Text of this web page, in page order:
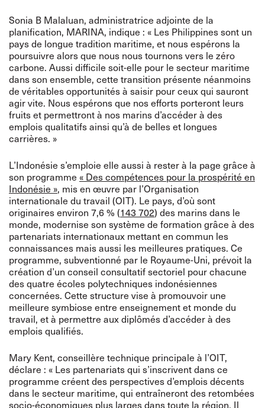
Sonia B Malaluan, administratrice adjointe de la
planification, MARINA, indique : « Les Philippines sont un
pays de longue tradition maritime, et nous espérons la
poursuivre alors que nous nous tournons vers le zéro
carbone. Aussi difficile soit-elle pour le secteur maritime
dans son ensemble, cette transition présente néanmoins
de véritables opportunités à saisir pour ceux qui sauront
agir vite. Nous espérons que nos efforts porteront leurs
fruits et permettront à nos marins d’accéder à des
emplois qualitatifs ainsi qu’à de belles et longues
carrières. »
L’Indonésie s’emploie elle aussi à rester à la page grâce à
son programme « Des compétences pour la prospérité en
Indonésie », mis en œuvre par l’Organisation
internationale du travail (OIT). Le pays, d’où sont
originaires environ 7,6 % (143 702) des marins dans le
monde, modernise son système de formation grâce à des
partenariats internationaux mettant en commun les
connaissances mais aussi les meilleures pratiques. Ce
programme, subventionné par le Royaume-Uni, prévoit la
création d’un conseil consultatif sectoriel pour chacune
des quatre écoles polytechniques indonésiennes
concernées. Cette structure vise à promouvoir une
meilleure symbiose entre enseignement et monde du
travail, et à permettre aux diplômés d’accéder à des
emplois qualifiés.
Mary Kent, conseillère technique principale à l’OIT,
déclare : « Les partenariats qui s’inscrivent dans ce
programme créent des perspectives d’emplois décents
dans le secteur maritime, qui entraîneront des retombées
socio-économiques plus larges dans toute la région. Il